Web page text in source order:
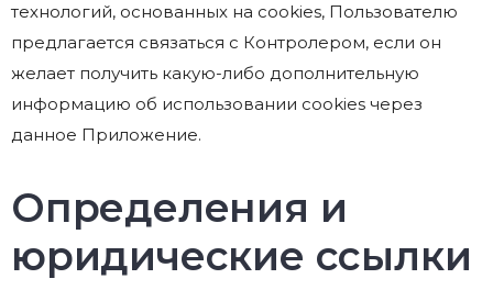
технологий, основанных на cookies, Пользователю
предлагается связаться с Контролером, если он
желает получить какую-либо дополнительную
информацию об использовании cookies через
данное Приложение.
Определения и
юридические ссылки